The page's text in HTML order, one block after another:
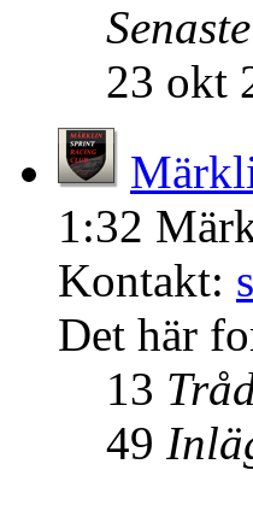
23 okt
1:32
Kontakt:
Det här
13
49